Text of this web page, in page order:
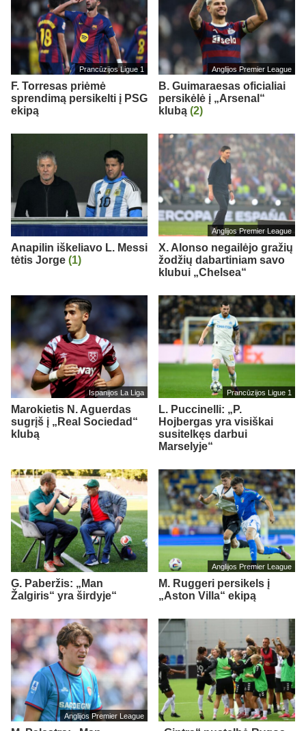
Prancūzijos Ligue 1
F. Torresas priėmė
sprendimą persikelti į PSG
ekipą
Anglijos Premier League
B. Guimaraesas oficialiai
persikėlė į „Arsenal“
klubą (2)
Anapilin iškeliavo L. Messi
tėtis Jorge (1)
Anglijos Premier League
X. Alonso negailėjo gražių
žodžių dabartiniam savo
klubui „Chelsea“
Ispanijos La Liga
Marokietis N. Aguerdas
sugrįš į „Real Sociedad“
klubą
Prancūzijos Ligue 1
L. Puccinelli: „P.
Hojbergas yra visiškai
susitelkęs darbui
Marselyje“
G. Paberžis: „Man
Žalgiris“ yra širdyje“
Anglijos Premier League
M. Ruggeri persikels į
„Aston Villa“ ekipą
Anglijos Premier League